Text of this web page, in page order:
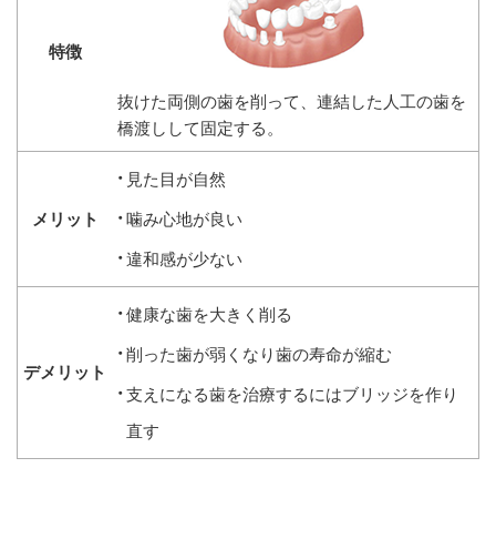
抜けた両側の歯を削って、連結した人工の歯を
橋渡しして固定する。
見た目が自然
噛み心地が良い
違和感が少ない
健康な歯を大きく削る
削った歯が弱くなり歯の寿命が縮む
支えになる歯を治療するにはブリッジを作り
直す